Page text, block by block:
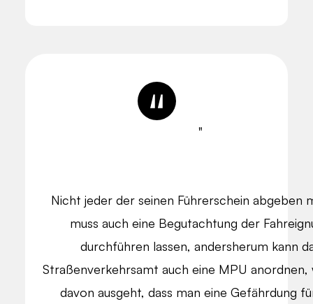
"
Nicht jeder der seinen Führerschein abgeben
muss auch eine Begutachtung der
durchführen lassen, andersherum kann
Straßenverkehrsamt auch eine MPU anordnen,
davon ausgeht, dass man eine Gefährdung